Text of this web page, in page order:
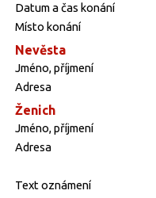
Datum a čas konání
Místo konání
Nevěsta
Jméno, příjmení
Adresa
Ženich
Jméno, příjmení
Adresa
Text oznámení